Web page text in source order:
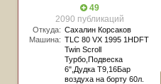
49
2090 публикаций
Откуда: Сахалин Корсаков
Машина: TLC 80 VX 1995 1HDFT
Twin Scroll
Турбо,Подвеска
6",Дудка Т9,16Бар
воздуха на борту 60л.